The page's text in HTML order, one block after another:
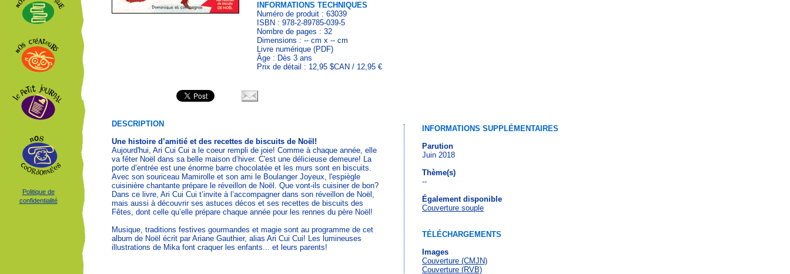
Politique de
confidentialité
INFORMATIONS TECHNIQUES
Numéro de produit : 63039
ISBN : 978-2-89785-039-5
Nombre de pages : 32
Dimensions : -- cm x -- cm
Livre numérique (PDF)
Âge : Dès 3 ans
Prix de détail : 12,95 $CAN / 12,95 €
DESCRIPTION
Une histoire d’amitié et des recettes de biscuits de Noël!
Aujourd'hui, Ari Cui Cui a le coeur rempli de joie! Comme à chaque année, elle
va fêter Noël dans sa belle maison d’hiver. C'est une délicieuse demeure! La
porte d’entrée est une énorme barre chocolatée et les murs sont en biscuits.
Avec son souriceau Mamirolle et son ami le Boulanger Joyeux, l'espiègle
cuisinière chantante prépare le réveillon de Noël. Que vont-ils cuisiner de bon?
Dans ce livre, Ari Cui Cui t’invite à l’accompagner dans son réveillon de Noël,
mais aussi à découvrir ses astuces décos et ses recettes de biscuits des
Fêtes, dont celle qu’elle prépare chaque année pour les rennes du père Noël!
Musique, traditions festives gourmandes et magie sont au programme de cet
album de Noël écrit par Ariane Gauthier, alias Ari Cui Cui! Les lumineuses
illustrations de Mika font craquer les enfants... et leurs parents!
INFORMATIONS SUPPLÉMENTAIRES
Parution
Juin 2018
Thème(s)
--
Également disponible
Couverture souple
TÉLÉCHARGEMENTS
Images
Couverture (CMJN)
Couverture (RVB)